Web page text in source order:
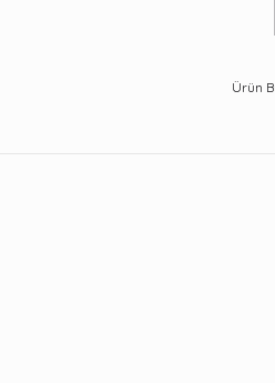
Ürün